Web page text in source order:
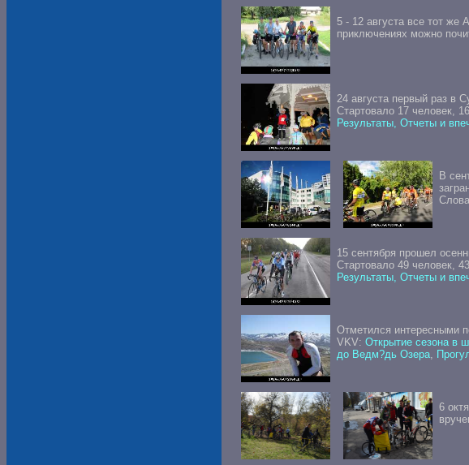
5 - 12 августа все тот же
приключениях можно
24 августа первый раз в
Стартовало 17 человек,
Результаты, Отчеты и
В
15 сентября прошел
Стартовало 49 человек,
Результаты, Отчеты и
Отметился интересными
VKV: Открытие сезона в
до Ведм?дь Озера,
6